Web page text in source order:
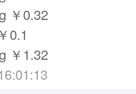
￥0.32
0.1
￥1.32